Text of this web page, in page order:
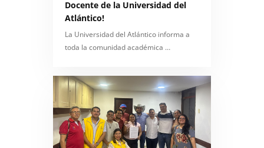
Docente de la Universidad del
Atlántico!
La Universidad del Atlántico informa a
toda la comunidad académica …